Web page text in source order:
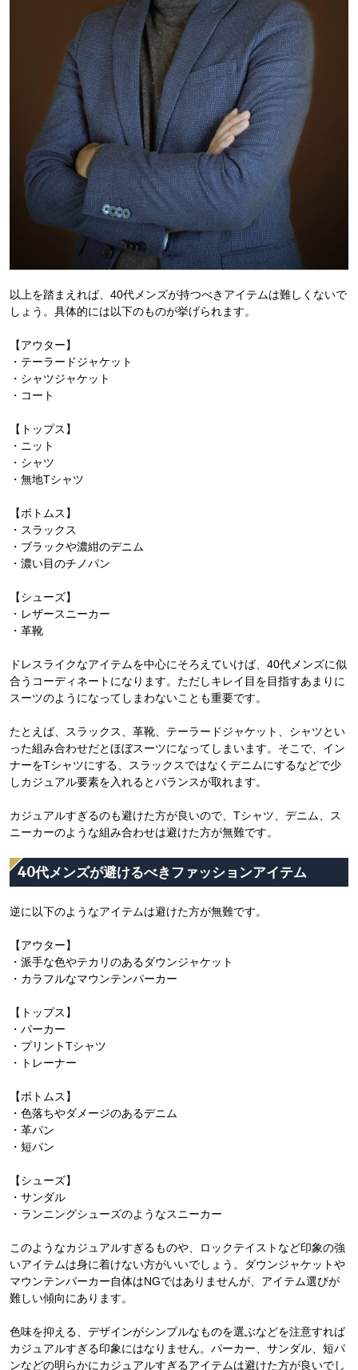
以上を踏まえれば、40代メンズが持つべきアイテムは難しくないで
しょう。具体的には以下のものが挙げられます。
【アウター】
・テーラードジャケット
・シャツジャケット
・コート
【トップス】
・ニット
・シャツ
・無地Tシャツ
【ボトムス】
・スラックス
・ブラックや濃紺のデニム
・濃い目のチノパン
【シューズ】
・レザースニーカー
・革靴
ドレスライクなアイテムを中心にそろえていけば、40代メンズに似
合うコーディネートになります。ただしキレイ目を目指すあまりに
スーツのようになってしまわないことも重要です。
たとえば、スラックス、革靴、テーラードジャケット、シャツとい
った組み合わせだとほぼスーツになってしまいます。そこで、イン
ナーをTシャツにする、スラックスではなくデニムにするなどで少
しカジュアル要素を入れるとバランスが取れます。
カジュアルすぎるのも避けた方が良いので、Tシャツ、デニム、ス
ニーカーのような組み合わせは避けた方が無難です。
40代メンズが避けるべきファッションアイテム
逆に以下のようなアイテムは避けた方が無難です。
【アウター】
・派手な色やテカリのあるダウンジャケット
・カラフルなマウンテンパーカー
【トップス】
・パーカー
・プリントTシャツ
・トレーナー
【ボトムス】
・色落ちやダメージのあるデニム
・革パン
・短パン
【シューズ】
・サンダル
・ランニングシューズのようなスニーカー
このようなカジュアルすぎるものや、ロックテイストなど印象の強
いアイテムは身に着けない方がいいでしょう。ダウンジャケットや
マウンテンパーカー自体はNGではありませんが、アイテム選びが
難しい傾向にあります。
色味を抑える、デザインがシンプルなものを選ぶなどを注意すれば
カジュアルすぎる印象にはなりません。パーカー、サンダル、短パ
ンなどの明らかにカジュアルすぎるアイテムは避けた方が良いでし